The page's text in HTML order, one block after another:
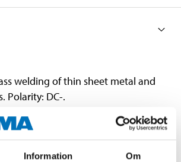
Information Om
welding of thin sheet metal and
Polarity: DC-.